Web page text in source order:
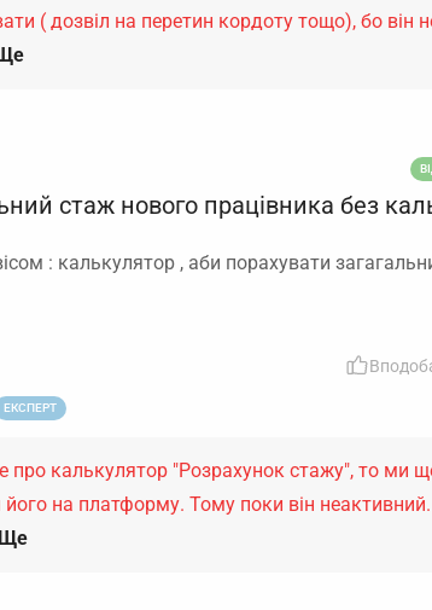
( дозвіл на перетин кордоту тощо), бо він
стаж нового працівника без
: калькулятор , аби порахувати
ЕКСПЕРТ
про калькулятор "Розрахунок стажу", то ми
на платформу. Тому поки він неактивний.
Ще